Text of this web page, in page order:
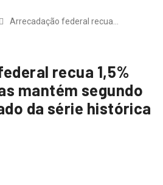
Arrecadação federal recua…
recua 1,5%
mantém segundo
da série histórica